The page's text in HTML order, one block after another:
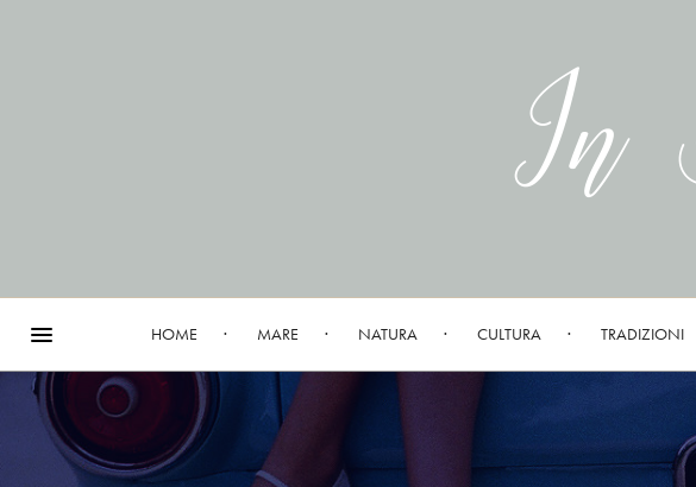
HOME MARE NATURA CULTURA TRADIZIONI